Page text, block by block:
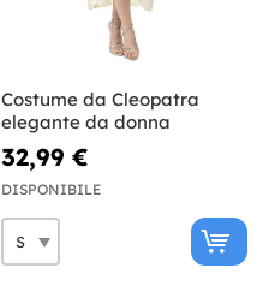
Costume da Cleopatra
elegante da donna
32,99 €
DISPONIBILE